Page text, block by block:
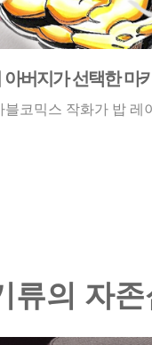
버지가 선택한 마
블코믹스 작화가 밥 레
류의 자존